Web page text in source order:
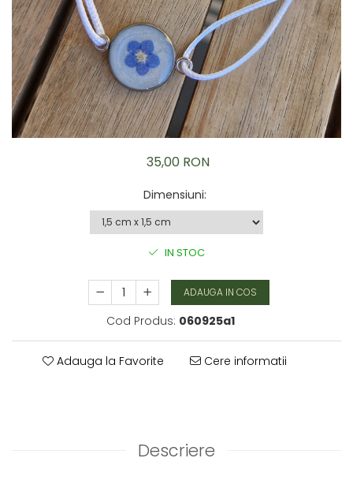
Brățară
Bijuterii copii
Colier / Pandantiv
Colier de prietenie
Brățară
Accesorii păr
Broșă
Brățară de gleznă
Brățară
35,00 RON
Dimensiuni:
IN STOC
ADAUGA IN COS
Cod Produs: 060925a1
Adauga la Favorite Cere informatii
Descriere